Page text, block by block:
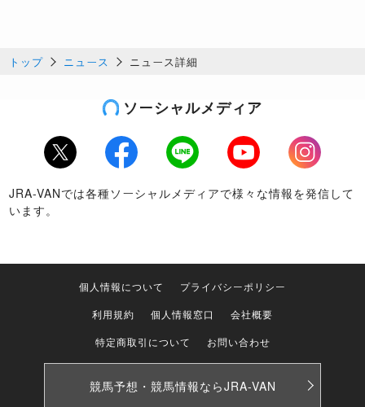
トップ ニュース ニュース詳細
ソーシャルメディア
Twitter Facebook LINE Youtube
Instagram
JRA-VANでは各種ソーシャルメディアで様々な情報を発信して
います。
個人情報について
プライバシーポリシー
利用規約
個人情報窓口
会社概要
特定商取引について
お問い合わせ
競馬予想・競馬情報ならJRA-VAN